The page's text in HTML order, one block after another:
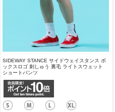
SIDEWAY STANCE サイドウェイスタンス ボ
ックスロゴ 刺しゅう 裏毛 ライトスウェット
ショートパンツ